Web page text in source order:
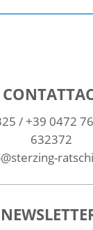
/ +39 0472
632372